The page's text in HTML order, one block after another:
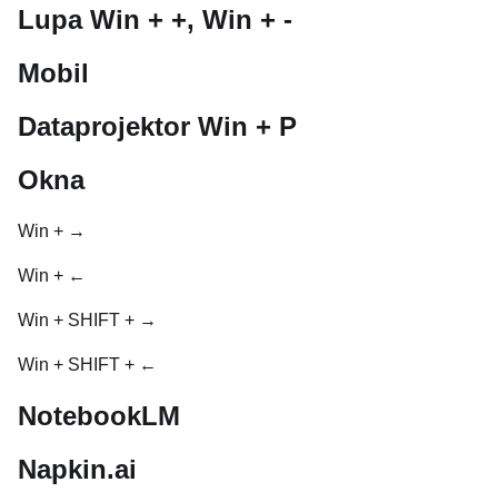
Lupa Win + +, Win + -
Mobil
Dataprojektor Win + P
Okna
Win + →
Win + ←
Win + SHIFT + →
Win + SHIFT + ←
NotebookLM
Napkin.ai